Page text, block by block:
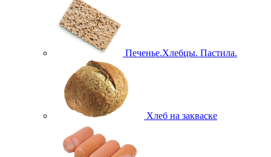
Печенье.Хлебцы. Пастила.
Хлеб на закваске